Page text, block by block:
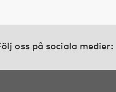
oss på sociala medier: